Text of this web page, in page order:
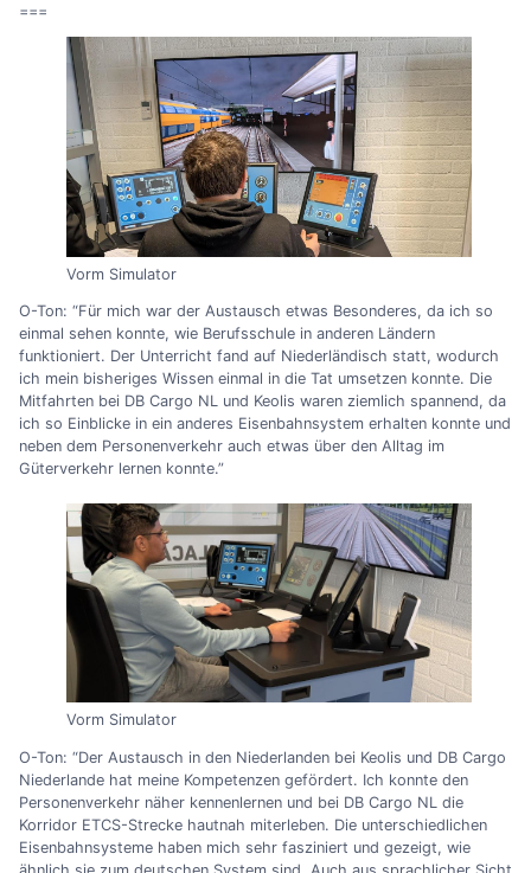
===
Vorm Simulator
O-Ton: “Für mich war der Austausch etwas Besonderes, da ich so
einmal sehen konnte, wie Berufsschule in anderen Ländern
funktioniert. Der Unterricht fand auf Niederländisch statt, wodurch
ich mein bisheriges Wissen einmal in die Tat umsetzen konnte. Die
Mitfahrten bei DB Cargo NL und Keolis waren ziemlich spannend, da
ich so Einblicke in ein anderes Eisenbahnsystem erhalten konnte und
neben dem Personenverkehr auch etwas über den Alltag im
Güterverkehr lernen konnte.”
Vorm Simulator
O-Ton: “Der Austausch in den Niederlanden bei Keolis und DB Cargo
Niederlande hat meine Kompetenzen gefördert. Ich konnte den
Personenverkehr näher kennenlernen und bei DB Cargo NL die
Korridor ETCS-Strecke hautnah miterleben. Die unterschiedlichen
Eisenbahnsysteme haben mich sehr fasziniert und gezeigt, wie